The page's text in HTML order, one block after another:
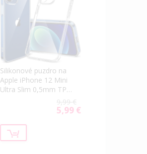
Silikonové puzdro na
Apple iPhone 12 Mini
Ultra Slim 0,5mm TPU
9,99 €
Special
5,99 €